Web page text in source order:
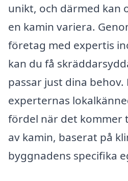
unikt, och därmed kan
en kamin variera.
företag med expertis
kan du få
passar just dina behov.
experternas
fördel när det kommer
av kamin, baserat på
byggnadens specifika